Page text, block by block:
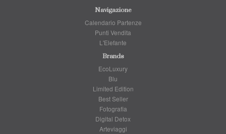
Navigazione
Calendario Partenze
Punti Vendita
L'Elefante
Brands
EcoLuxury
Blu
Limited Edition
Best Seller
Fotografia
Digital Detox
Arteviaggi